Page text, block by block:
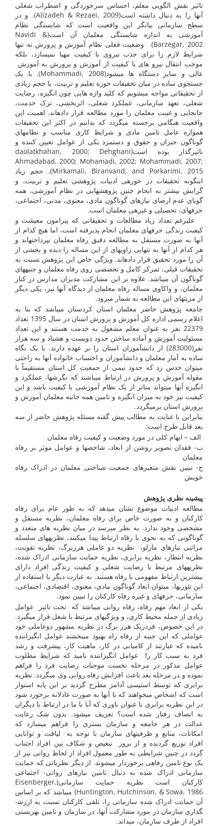
تاثیر نقش الگویی معلم، احساس سرخوردگی و اضطراب شغلی
آنها را به دنبال داشته است(Alizadeh & Rezaei, 2009). و در
سطح سازمانی بیانگر این واقعیت است که شایستگی نظام
آموزشی به اندازه شایستگی معلمان آن است(Navidi &
Barzegar, 2002). وضعیت فعلی نظام آموزش و پرورش نه تنها
شرایط لازم را برای جذب نیروی با کیفیت مهیا نمی­سازد، بلکه
موجب انتقال نیرو های با کیفیت از آموزش و پرورش به آموزش
عالی و سایر دستگاه ها می­شود(Mohammadi, 2008). با یک
جستجوی ساده در میان تحقیقات حوزه تعلیم و تربیت، با حجم زیادی
از تحقیقاتی مواجه می­شویم که کلید واژه هایی چون انگیزه، رضایت
شغلی، تعهد سازمانی، عملکرد شغلی، اثربخشی، ترک خدمت،
جابجایی و غیبت معلمان را مورد مطالعه قرار داده­اند. اهمیت این
واقعیت هنگامی برجسته می­گردد که بدانیم در اکثر این تحقیقات
همواره عامل تامین مادی و شرایط کاری مناسب و نظام­های
گوناگون جبران و حقوق و دستمزد یکی از عوامل تعیین کننده و
تاثیرگذار بوده است(daolatkhahan, 2000; Dehghani
Ahmadabad, 2000; Mohamadi, 2002; Mohammadi, 2007;
Mirkamali, Biranvand, and Porkarimi, 2015). حجم زیاد
اینگونه تحقیقات در حوزه­ی ادبیات پژوهشی تعلیم و تربیت، و
گرایش بیشتر به انجام چنین پژوهشهایی در نظام آموزشی، همه
گویای عدم ارضای نیازهای گوناگون مادی، معنوی، مدنی، اجتماعی،
حرفه­ای، تحصیلی و غیره­ی معلمان است.
علیرغم تعداد زیاد مطالعات و تحقیقاتی که پیرامون معیشت و
کیفیت زندگی حرفه­ای معلمان انجام پذیرفته است، اما هیچ کدام از
آنها به صورت مستقل به مطالعه دقیق رفاه معلمان نپرداخته­اند و
هر کدام از آنها به تنهایی زاویه­ای از این مساله را دیده و بخشی از
آن را مورد تحقیق قرار داده­اند. ویژگی خاص این پژوهش نسبت به
تحقیقات قبلی، تمرکز کامل و تخصصی روی رفاه معلمان و جنبه­های
گوناگون آن می­باشد. علاوه بر این مشارکت مدیران مدارس در کنار
معلمان، و واکاوی مساله رفاه معلمان از دیدگاه آنها نیز، یکی دیگر
از مزیت­های این مطالعه به شمار می­رود.
جامعه پژوهش حاضر معلمان استان کردستان می­باشد که بنا به
اعلام رسمی اداره کل آموزش و پرورش استان در سال 1395 تعداد
22379 نفر به عنوان معلم مشغول به خدمت هستند و این تعداد
مسئولیت آموزش و آماده ساختن حدود دویست و هشتاد و سه هزار
نفر(283000) از دانش­آموزان استان را بر عهده دارند. با یک نگاه
ساده به آمار معلمان و دانش­آموزان و احتساب خانواده آنها به راحتی
می­توان حدس زد که حدود نیمی از جمعیت کل استان مستقیماً با
مقوله آموزش و پرورش در ارتباط می­باشند که نگرشها، عملکرد و
انگیزه آنها می­تواند متاثر از یک نظام آموزشی با کیفیت باشد و این
کیفیت نیز خود به میزان انگیزه و تامین همه جانبه معلمان آموزش و
پرورش استان برمی­گردد.
بنابراین با عنایت به مطالب پیش گفته مسئله پژوهش حاضر از سه
بعد قابل طرح است:
الف – ابهام کلی در مورد وضعیت و کیفیت رفاه معلمان
ب- فقدان تصویر روشن از ابعاد، شاخصها و عوامل موثر بر رفاه
معلمان
ج- تبیین نقش متغیرهای جمعیت شناختی معلمان در ادراک رفاه
خویش
پیشینه نظری پژوهش
مطالعه ادبیات موضوع نشان می­دهد که به طور عام برای رفاه
کارکنان و به صورت خاص برای رفاه معلمان، نظریه مستقل و
مشخصی وجود ندارد. به نظر می­رسد در میان نظریه های متعدد و
گوناگونی که به نحوی با رفاه ارتباط پیدا می­کنند، نظریه­های سلسله
مراتبی نیازهای مازلو، نظریه دو عاملی هرزبرگ، نظریه تقویت،
نظریه انتظار، نظریه برابری، نظریه حمایت سازمانی ادراک شده،
نظریه­های مرتبط با رضایت شغلی و کیفیت زندگی افراد دارای
بیشترین ارتباط مفهومی با رفاه هستند. به عبارت دیگر با استفاده از
این تئوریها، می­توان ابعاد گوناگون مادی، معنوی، اقتصادی، اجتماعی،
سازمانی، حرفه­ای و غیره رفاه کارکنان را تبیین نمود.
یکی از ابعاد مهم رفاه، رفاه روانی می­باشد که تحت تاثیر عوامل
زیادی از جمله محیط کاری، و ویژگیهای مرتبط با شغل قرار می­گیرد.
در این خصوص، فردریک هرز برگ در نظریه مشهور دوعاملی خود
عواملی که این جنبه از رفاه راه بهبود می­بخشند عوامل انگیزاننده
نامیده که عبارتند از کامیابی در کار، ماهیت کار، پیشرفت و رشد
فرد به سبب کار را عوامل انگیزاننده نامید که شرایط مطلوب
عوامل مذکور در مرحله نخست موجبات رضایت فرد را فراهم
نموده و در مرحله بعد باعث افزایش رفاه روانی وی می­گردد. نظریه
برابری که توسط استیسی آدامز مطرح گردید بر این پایه استوار
است که اشخاص می­خواهند که با آنها به صورت عادلانه برخورد شود
در این نظریه برابری با عنوان باوری که آیا با ما در ارتباط با دیگران
به انصاف رفتار شده است؟ تعریف می­شود. بدون شک رعایت
عدالت در هر جامعه و سازمان بستری را فراهم می­سازد که
امکانات، منابع و ظرفیت­های سازمان با توجه به لیاقت و توانایی
افراد توزیع گردیده و از بروز تبعیض و شکاف بین افراد اجتناب
گردد در چنین شرایطی به طور معمول افراد از لحاظ روانی نیز از
یک نوع تامین رفاهی برخوردار می­شوند. از دیگر نظریاتی که حمایت
سازمانی ادراک شده به دنبال تامین نیازهای روانی- اجتماعی
کارکنان است نظریه حمایت سازمانی(Eisenberger,
Huntington, Hutchinson, & Sowa, 1986) می­باشد که بر اساس
آن حمایت ادراک شده سازمانی را، تلقی کارکنان نسبت به ارزش­
گذاری سازمان در مورد مشارکت آنها، در سازمان و تامین بهزیستی
افراد از طرف سازمان، می­داند.